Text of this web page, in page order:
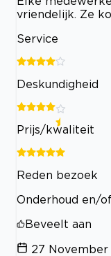
vriendelijk. Ze
Service
Deskundigheid
Prijs/kwaliteit
Reden bezoek
Onderhoud en/
Beveelt aan
27 November